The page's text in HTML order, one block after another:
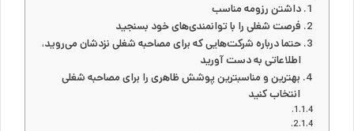
داشتن رزومه مناسب
فرصت شغلی را با توانمندی‌های خود بسنجید
حتما درباره شرکت‌هایی که برای مصاحبه شغلی نزدشان می‌روید،
اطلاعاتی به دست آورید
بهترین و مناسبترین پوشش ظاهری را برای مصاحبه شغلی
انتخاب کنید